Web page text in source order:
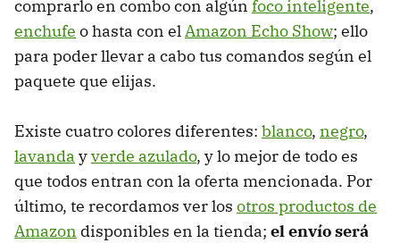
comprarlo en combo con algún foco inteligente,
enchufe o hasta con elAmazon Echo Show; ello
para poder llevar a cabo tus comandos según el
paquete que elijas.
Existe cuatro colores diferentes: blanco, negro,
lavanda yverde azulado, y lo mejor de todo es
que todos entran con la oferta mencionada. Por
último, te recordamos ver los otros productos de
Amazon disponibles en la tienda; el envío será